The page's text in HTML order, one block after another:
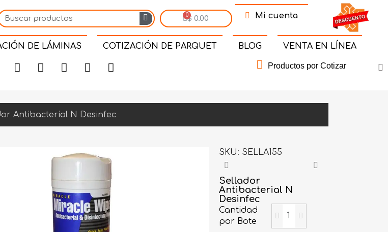
$ 0.00 Mi cuenta
DE LÁMINAS COTIZACIÓN DE PARQUET BLOG VENTA EN LÍNEA
Productos por Cotizar
Antibacterial N Desinfec
SKU SELLA155
Sellador
Antibacterial N
Desinfec
Cantidad
por Bote